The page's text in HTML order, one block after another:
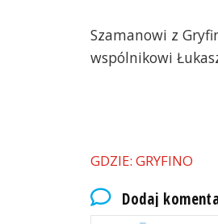
Szamanowi z
wspólnikowi
GDZIE: GRYFINO
DodajMaciej